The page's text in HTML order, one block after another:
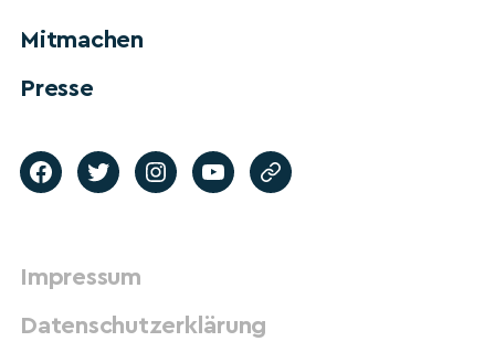
Mitmachen
Presse
Impressum
Datenschutzerklärung